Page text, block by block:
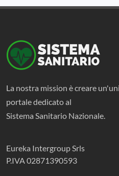
La nostra mission è creare
portale dedicato al
Sistema Sanitario Nazionale.
Eureka Intergroup Srls
P.IVA 02871390593